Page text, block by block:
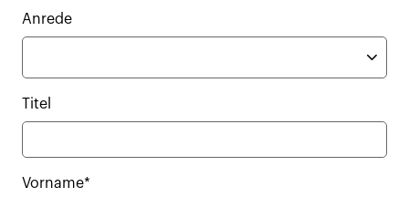
Anrede
Titel
Vorname*